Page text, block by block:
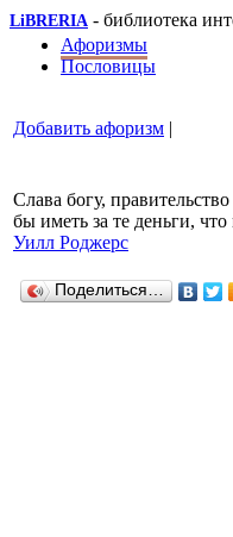
LiBRERIA - библиотека
Афоризмы
Пословицы
Добавить афоризм |
Слава богу,
бы иметь за те деньги,
Уилл Роджерс
Поделиться…